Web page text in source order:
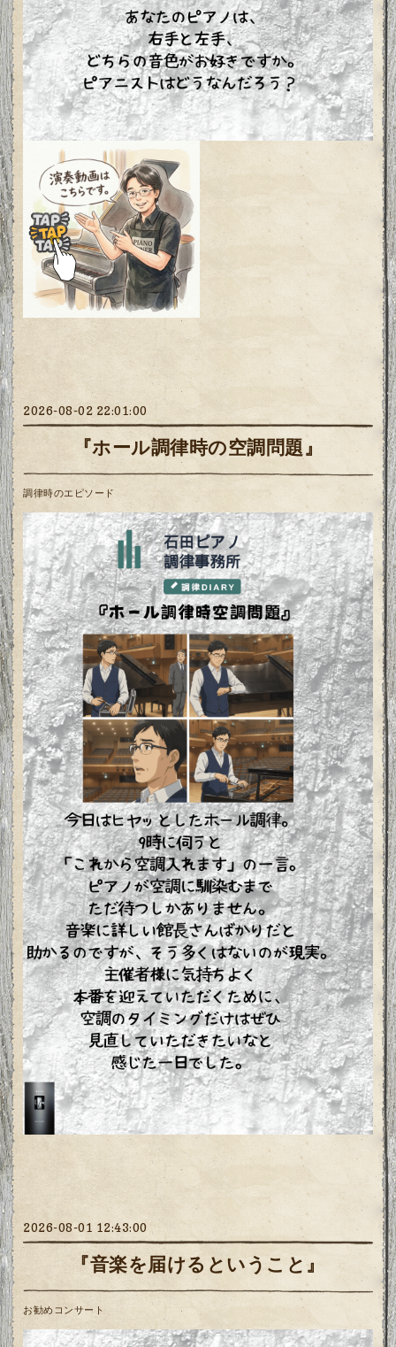
2026-08-02 22:01:00
『ホール調律時の空調問題』
調律時のエピソード
2026-08-01 12:43:00
『音楽を届けるということ』
お勧めコンサート